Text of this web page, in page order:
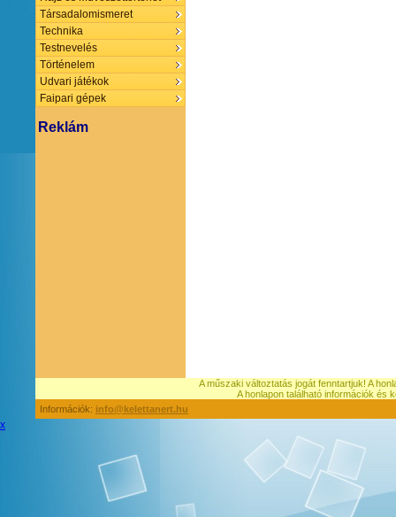
Társadalomismeret
Technika
Testnevelés
Történelem
Udvari játékok
Faipari gépek
Reklám
A műszaki változtatás jogát fenntartjuk! A
A honlapon található információk és
Információk: info@kelettanert.hu
x